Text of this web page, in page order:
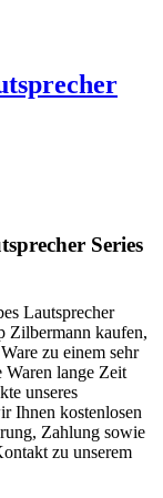
Series
Lautsprecher
Zilbermann kaufen,
zu einem sehr
Waren lange Zeit
unseres
Ihnen kostenlosen
Zahlung sowie
zu unserem